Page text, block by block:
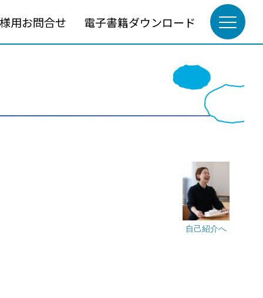
用お問合せ 電子書籍ダウンロード
自己紹介へ